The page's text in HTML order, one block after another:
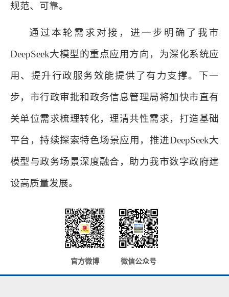
规范、可靠。
通过本轮需求对接，进一步明确了我市
DeepSeek大模型的重点应用方向，为深化系统应
用、提升行政服务效能提供了有力支撑。下一
步，市行政审批和政务信息管理局将加快市直有
关单位需求梳理转化，理清共性需求，打造基础
平台，持续探索特色场景应用，推进DeepSeek大
模型与政务场景深度融合，助力我市数字政府建
设高质量发展。
官方微博 微信公众号